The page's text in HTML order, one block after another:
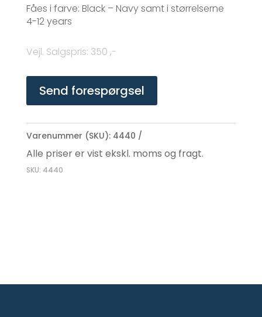
Fåes i farve: Black – Navy samt i størrelserne
4-12 years
Vejl. Salgspris: 350 ,-
Send forespørgsel
Varenummer (SKU): 4440
Alle priser er vist ekskl. moms og fragt.
SKU: 4440